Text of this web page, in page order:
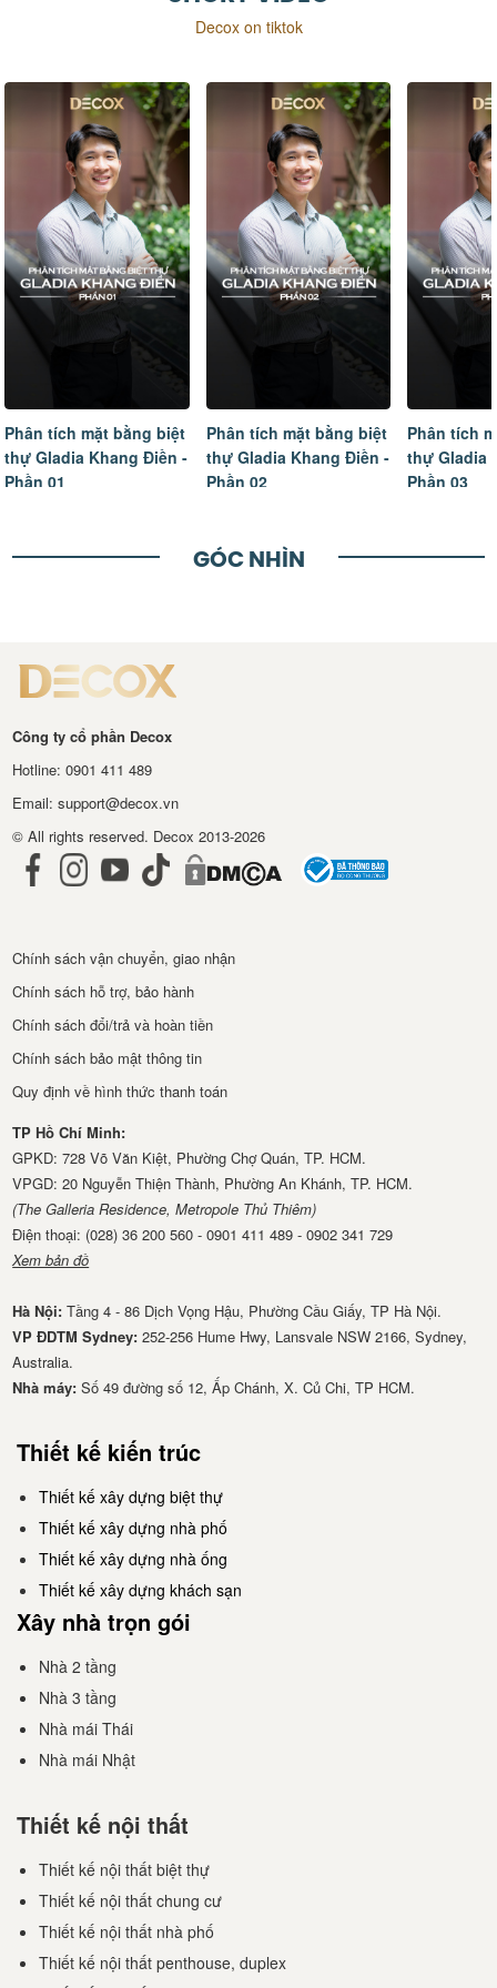
Decox on tiktok
Phân tích mặt bằng biệt
thự Gladia Khang Điền -
Phần 02
Phân tích mặt bằng biệt
thự Gladia Khang Điền -
Phần 03
Tâm sự
ngôi nhà
hoàn thiện
GÓC NHÌN
Công ty cổ phần Decox
Hotline: 0901 411 489
Email: support@decox.vn
© All rights reserved. Decox 2013-2026
Chính sách vận chuyển, giao nhận
Chính sách hỗ trợ, bảo hành
Chính sách đổi/trả và hoàn tiền
Chính sách bảo mật thông tin
Quy định về hình thức thanh toán
TP Hồ Chí Minh:
GPKD: 728 Võ Văn Kiệt, Phường Chợ Quán, TP. HCM.
VPGD: 20 Nguyễn Thiện Thành, Phường An Khánh, TP. HCM.
(The Galleria Residence, Metropole Thủ Thiêm)
Điện thoại: (028) 36 200 560 - 0901 411 489 - 0902 341 729
Xem bản đồ
Hà Nội:Tầng 4 - 86 Dịch Vọng Hậu, Phường Cầu Giấy, TP Hà Nội.
VP ĐDTM Sydney: 252-256 Hume Hwy, Lansvale NSW 2166, Sydney,
Australia.
Nhà má​y: Số 49 đường số 12, Ấp Chánh, X. Củ Chi, TP HCM.
Thiết kế kiến trúc
Thiết kế xây dựng biệt thự
Thiết kế xây dựng nhà phố
Thiết kế xây dựng nhà ống
Thiết kế xây dựng khách sạn
Xây nhà trọn gói
Nhà 2 tầng
Nhà 3 tầng
Nhà mái Thái
Nhà mái Nhật
Thiết kế nội thất
Thiết kế nội thất biệt thự
Thiết kế nội thất chung cư
Thiết kế nội thất nhà phố
Thiết kế nội thất penthouse, duplex